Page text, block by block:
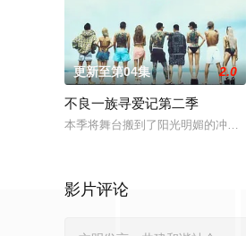
更新至第04集 2.0
不良一族寻爱记第二季
本季将舞台搬到了阳光明媚的冲绳
影片评论